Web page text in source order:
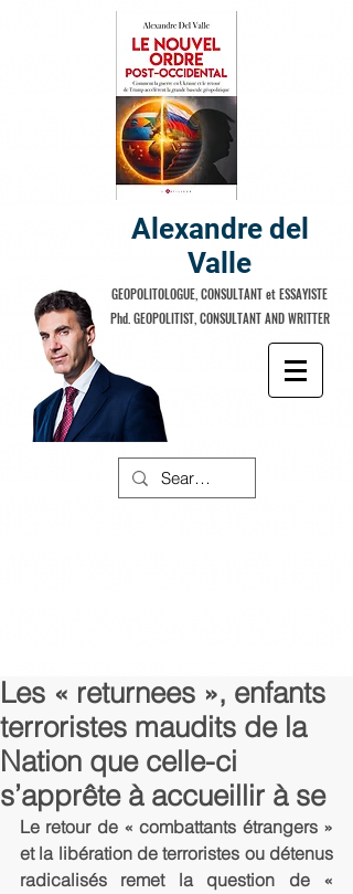
Alexandre del
Valle
GEOPOLITOLOGUE, CONSULTANT et ESSAYISTE
Phd. GEOPOLITIST, CONSULTANT AND WRITTER
Les « returnees », enfants
terroristes maudits de la
Nation que celle-ci
s’apprête à accueillir à se
Le retour de « combattants étrangers »
et la libération de terroristes ou détenus
radicalisés remet la question de «